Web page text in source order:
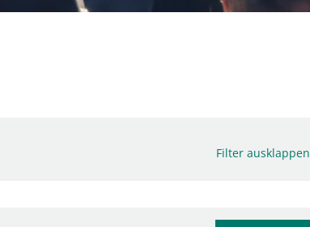
Filter ausklappen